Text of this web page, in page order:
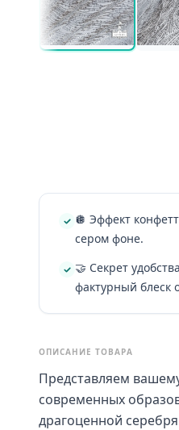
🪩 Эффект
сером фоне.
🤝 Секрет
фактурный блеск
ОПИСАНИЕ ТОВАРА
Представляем
современных
драгоценной